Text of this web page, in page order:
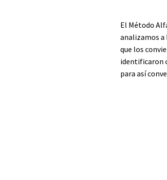
El Método
analizamos a
que los
identificaron
para así